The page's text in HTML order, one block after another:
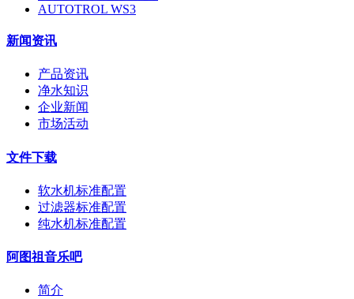
AUTOTROL WS3
新闻资讯
产品资讯
净水知识
企业新闻
市场活动
文件下载
软水机标准配置
过滤器标准配置
纯水机标准配置
阿图祖音乐吧
简介